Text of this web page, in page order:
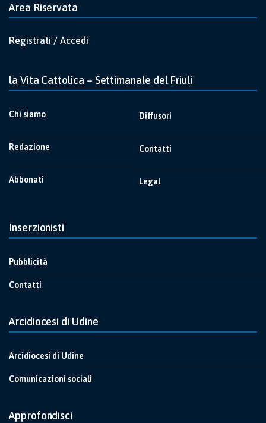
Area Riservata
Registrati / Accedi
la Vita Cattolica – Settimanale del Friuli
Chi siamo
Redazione
Abbonati
Diffusori
Contatti
Legal
Inserzionisti
Pubblicità
Contatti
Arcidiocesi di Udine
Arcidiocesi di Udine
Comunicazioni sociali
Approfondisci